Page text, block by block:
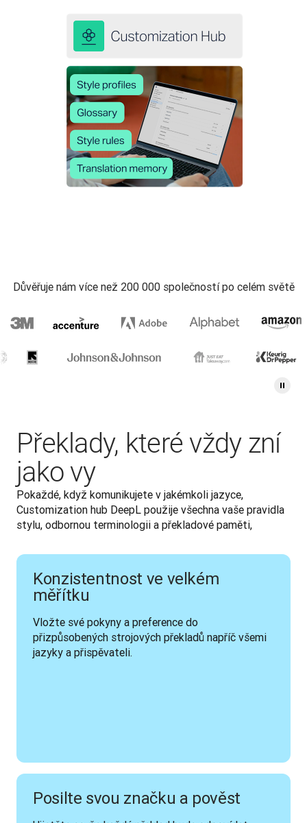
Důvěřuje nám více než 200 000 společností po celém světě
Překlady, které vždy zní
jako vy
Pokaždé, když komunikujete v jakémkoli jazyce,
Customization hub DeepL použije všechna vaše pravidla
stylu, odbornou terminologii a překladové paměti,
Konzistentnost ve velkém
měřítku
Vložte své pokyny a preference do
přizpůsobených strojových překladů napříč všemi
jazyky a přispěvateli.
Posilte svou značku a pověst